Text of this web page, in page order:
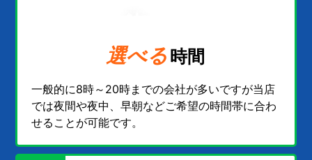
選べる時間
一般的に8時～20時までの会社が多いですが当店
では夜間や夜中、早朝などご希望の時間帯に合わ
せることが可能です。